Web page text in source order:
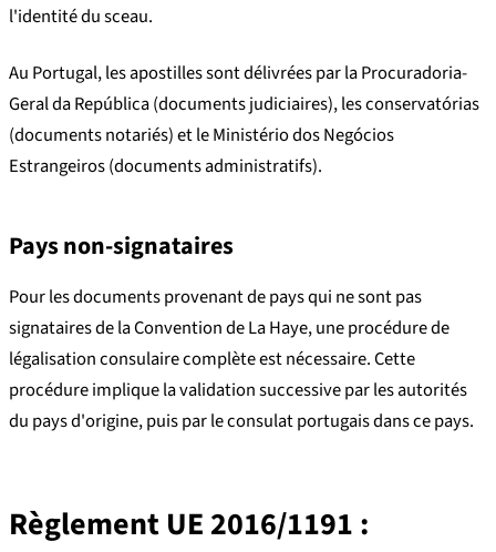
l'identité du sceau.
Au Portugal, les apostilles sont délivrées par la Procuradoria-
Geral da República (documents judiciaires), les conservatórias
(documents notariés) et le Ministério dos Negócios
Estrangeiros (documents administratifs).
Pays non-signataires
Pour les documents provenant de pays qui ne sont pas
signataires de la Convention de La Haye, une procédure de
légalisation consulaire complète est nécessaire. Cette
procédure implique la validation successive par les autorités
du pays d'origine, puis par le consulat portugais dans ce pays.
Règlement UE 2016/1191 :